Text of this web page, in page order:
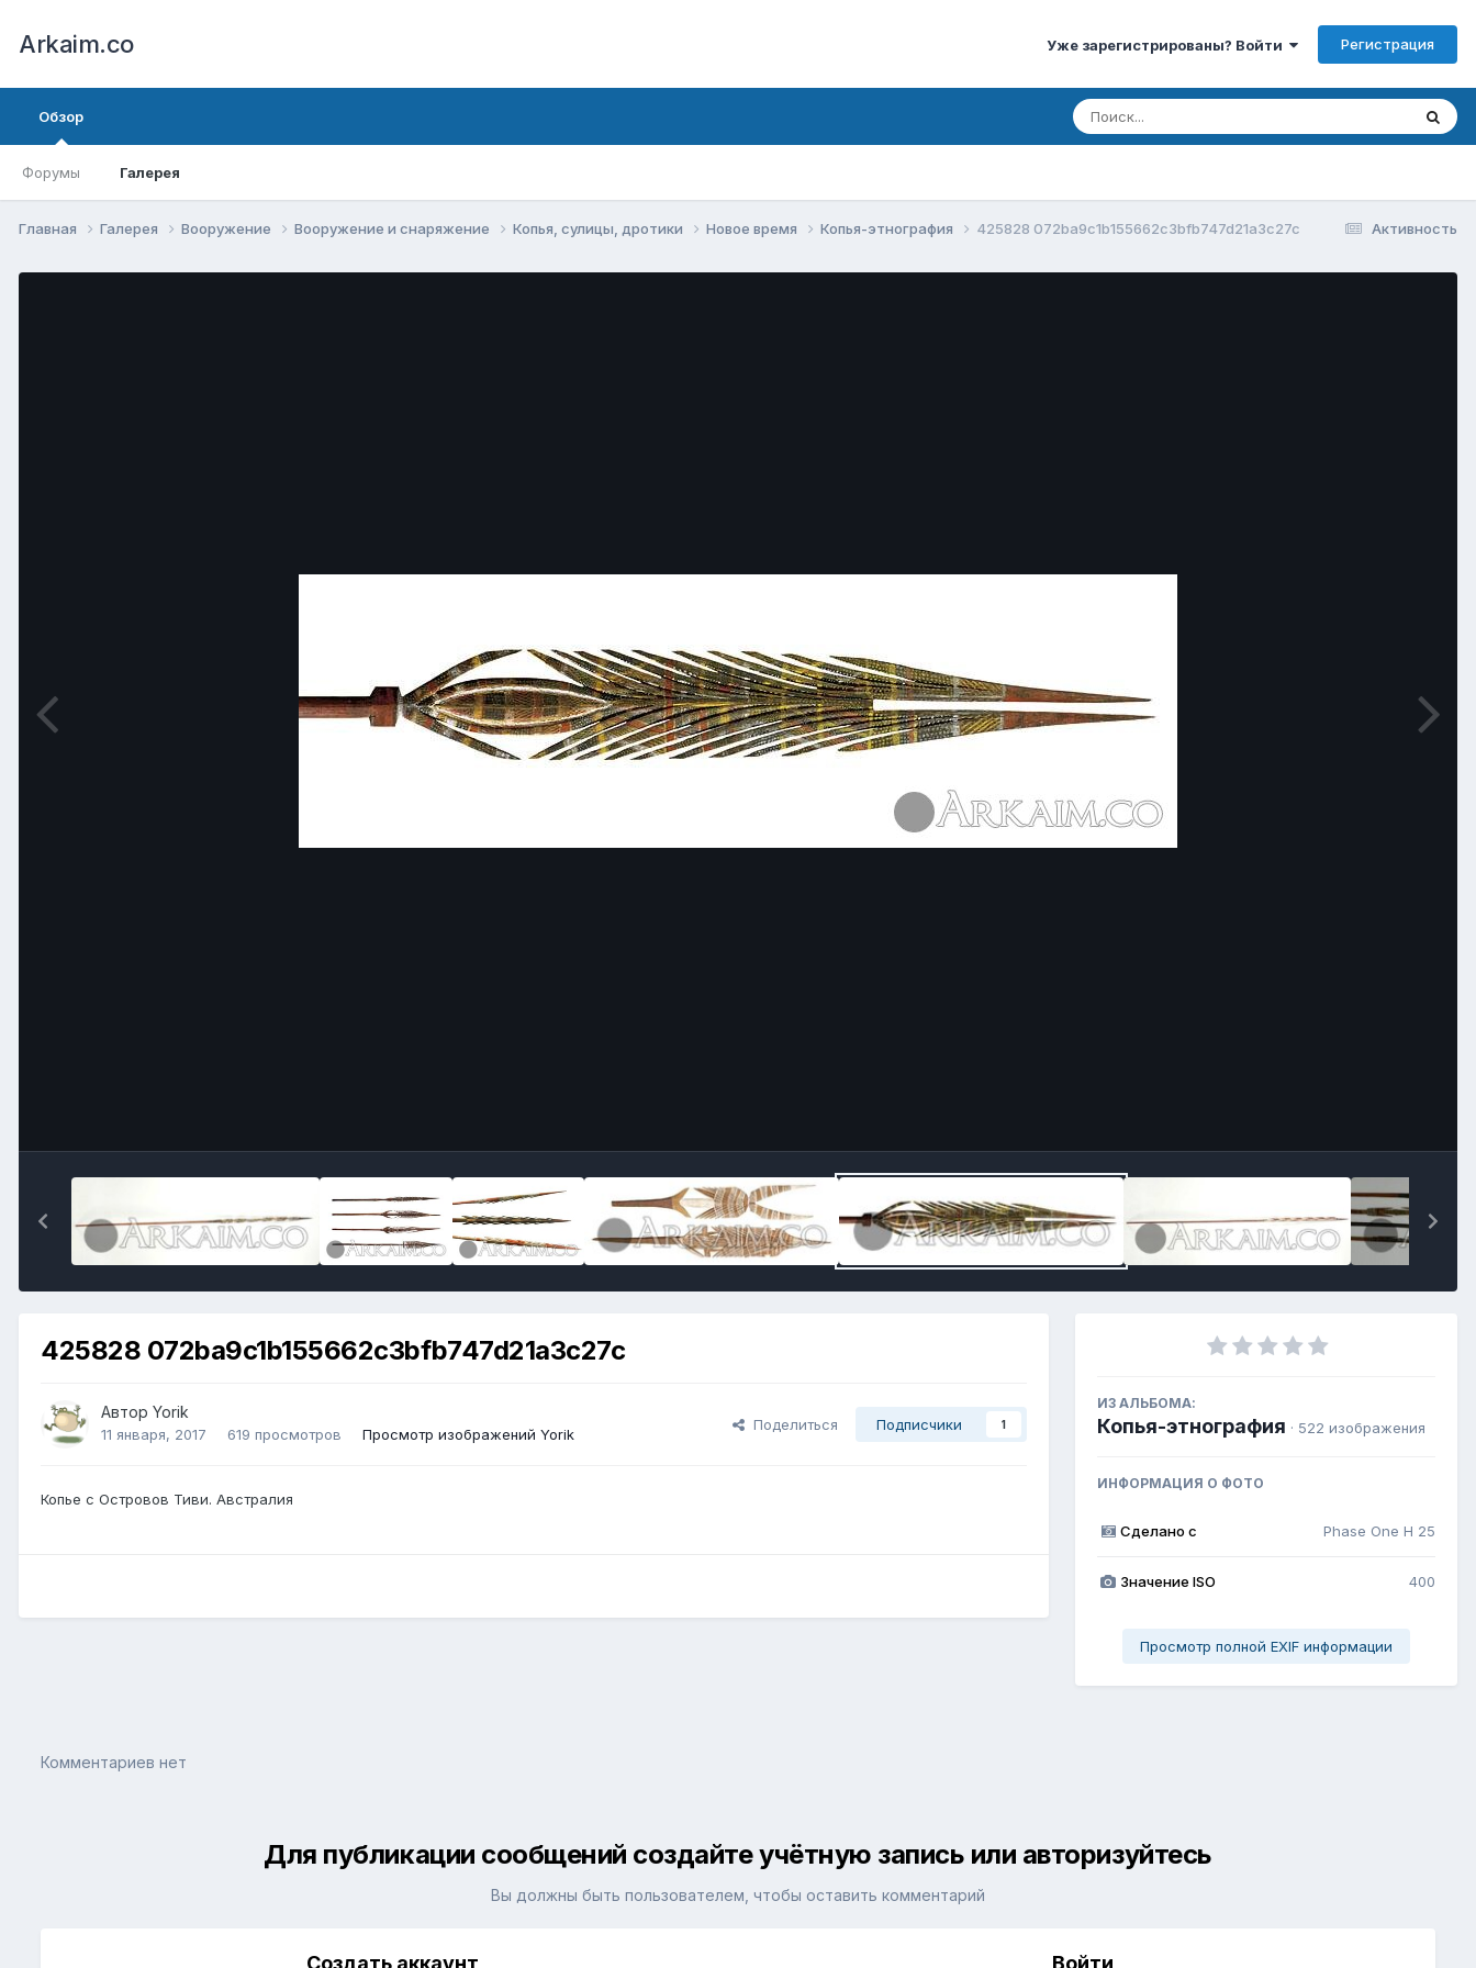
Arkaim.co Уже зарегистрированы? Войти Регистрация
Обзор
Форумы Галерея
Активность
Главная Галерея Вооружение Вооружение и снаряжение Копья, сулицы, дротики Новое время Копья-этнография 425828 072ba9c1b155662c3bfb747d21a3c27c
425828 072ba9c1b155662c3bfb747d21a3c27c
Автор Yorik
11 января, 2017 619 просмотров Просмотр изображений Yorik
Поделиться Подписчики 1
Копье с Островов Тиви. Австралия
ИЗ АЛЬБОМА:
Копья-этнография · 522 изображения
ИНФОРМАЦИЯ О ФОТО
Сделано с Phase One H 25
Значение ISO 400
Просмотр полной EXIF информации
Комментариев нет
Для публикации сообщений создайте учётную запись или авторизуйтесь
Вы должны быть пользователем, чтобы оставить комментарий
Создать аккаунт Войти